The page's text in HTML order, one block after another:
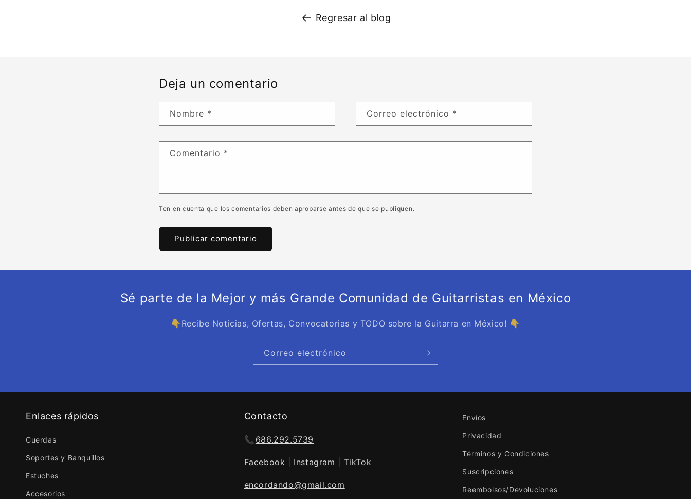
Regresar al blog
Deja un comentario
Nombre * Correo electrónico *
Comentario *
Ten en cuenta que los comentarios deben aprobarse antes de que se publiquen.
Sé parte de la Mejor y más Grande Comunidad de Guitarristas en México
👇Recibe Noticias, Ofertas, Convocatorias y TODO sobre la Guitarra en México! 👇
Correo electrónico
Enlaces rápidos
Cuerdas
Soportes y Banquillos
Estuches
Accesorios
Contacto
📞 686.292.5739
Facebook Instagram TikTok
encordando@gmail.com
Envíos
Privacidad
Términos y Condiciones
Suscripciones
Reembolsos/Devoluciones